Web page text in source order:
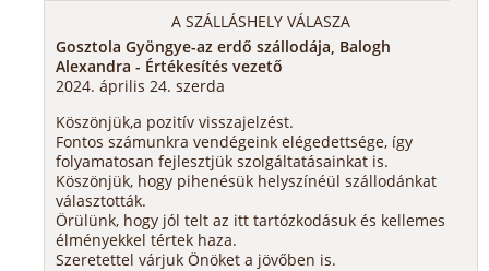
A SZÁLLÁSHELY VÁLASZA
Gosztola Gyöngye-az erdő szállodája, Balogh
Alexandra - Értékesítés vezető
2024. április 24. szerda
Köszönjük,a pozitív visszajelzést.
Fontos számunkra vendégeink elégedettsége, így
folyamatosan fejlesztjük szolgáltatásainkat is.
Köszönjük, hogy pihenésük helyszínéül szállodánkat
választották.
Örülünk, hogy jól telt az itt tartózkodásuk és kellemes
élményekkel tértek haza.
Szeretettel várjuk Önöket a jövőben is.